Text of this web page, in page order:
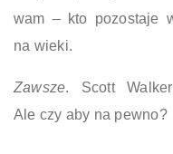
wam – kto pozostaje
na wieki.
Zawsze. Scott
Ale czy aby na pewno?